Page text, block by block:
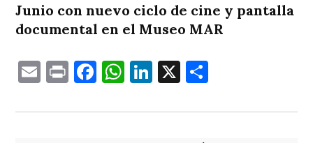
Junio con nuevo ciclo de cine y pantalla
documental en el Museo MAR
EmailPrintFacebook
WhatsApp
LinkedIn
X